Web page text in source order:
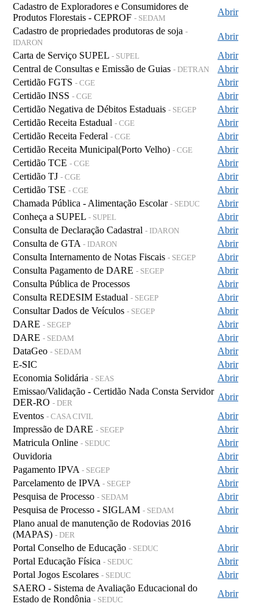
Cadastro de Exploradores e Consumidores de
Produtos Florestais - CEPROF - SEDAM
Abrir
Cadastro de propriedades produtoras de soja -
IDARON
Abrir
Carta de Serviço SUPEL - SUPEL
Abrir
Central de Consultas e Emissão de Guias - DETRAN
Abrir
Certidão FGTS - CGE
Abrir
Certidão INSS - CGE
Abrir
Certidão Negativa de Débitos Estaduais - SEGEP
Abrir
Certidão Receita Estadual - CGE
Abrir
Certidão Receita Federal - CGE
Abrir
Certidão Receita Municipal(Porto Velho) - CGE
Abrir
Certidão TCE - CGE
Abrir
Certidão TJ - CGE
Abrir
Certidão TSE - CGE
Abrir
Chamada Pública - Alimentação Escolar - SEDUC
Abrir
Conheça a SUPEL - SUPEL
Abrir
Consulta de Declaração Cadastral - IDARON
Abrir
Consulta de GTA - IDARON
Abrir
Consulta Internamento de Notas Fiscais - SEGEP
Abrir
Consulta Pagamento de DARE - SEGEP
Abrir
Consulta Pública de Processos
Abrir
Consulta REDESIM Estadual - SEGEP
Abrir
Consultar Dados de Veículos - SEGEP
Abrir
DARE - SEGEP
Abrir
DARE - SEDAM
Abrir
DataGeo - SEDAM
Abrir
E-SIC
Abrir
Economia Solidária - SEAS
Abrir
Emissao/Validação - Certidão Nada Consta Servidor
DER-RO - DER
Abrir
Eventos - CASA CIVIL
Abrir
Impressão de DARE - SEGEP
Abrir
Matricula Online - SEDUC
Abrir
Ouvidoria
Abrir
Pagamento IPVA - SEGEP
Abrir
Parcelamento de IPVA - SEGEP
Abrir
Pesquisa de Processo - SEDAM
Abrir
Pesquisa de Processo - SIGLAM - SEDAM
Abrir
Plano anual de manutenção de Rodovias 2016
(MAPAS) - DER
Abrir
Portal Conselho de Educação - SEDUC
Abrir
Portal Educação Física - SEDUC
Abrir
Portal Jogos Escolares - SEDUC
Abrir
SAERO - Sistema de Avaliação Educacional do
Estado de Rondônia - SEDUC
Abrir